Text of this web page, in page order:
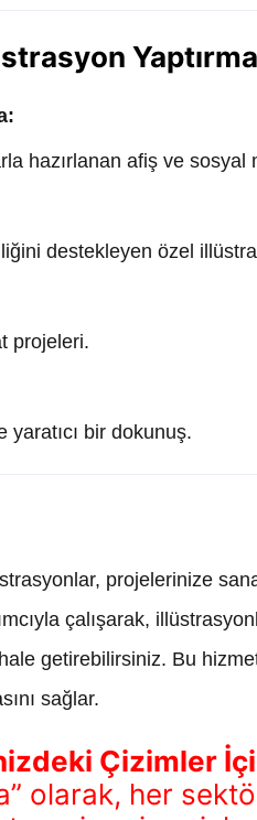
hazırlanan afiş ve sosyal
destekleyen özel
projeleri.
bir dokunuş.
projelerinize
çalışarak,
getirebilirsiniz. Bu
sağlar.
Çizimler
olarak, her